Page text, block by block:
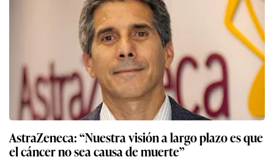
AstraZeneca: “Nuestra visión a largo plazo es que
el cáncer no sea causa de muerte”